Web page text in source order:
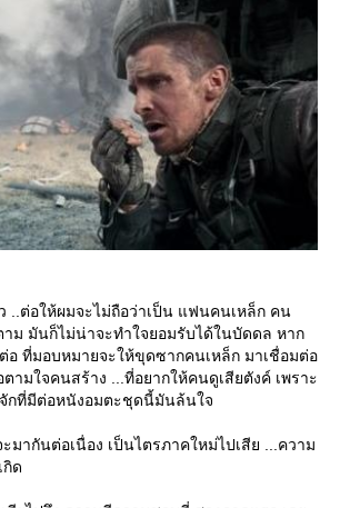
ต่อให้ผมจะไม่ถือว่าเป็น แฟนคนเหล็ก คน
าม มันก็ไม่น่าจะทำใจยอมรับได้ในบัดดล หาก
อ ที่มอบหมายจะให้ขุดซากคนเหล็ก มาเชื่อมต่อ
ามใจคนสร้าง ...ที่อยากให้คนดูเสียตังค์ เพราะ
กที่มีต่อหนังอมตะชุดนี้มันล้นใจ
ากันต่อเนื่อง เป็นไตรภาคใหม่ไปเสีย ...ความ
กิด